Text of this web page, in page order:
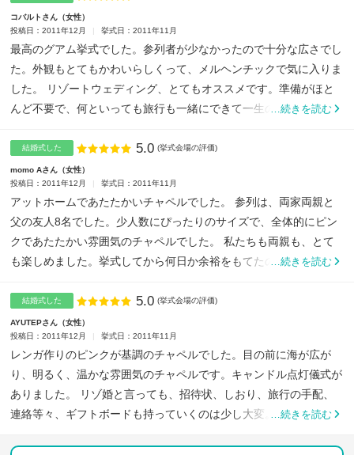
コバルトさん
女性
投稿日：2011年12月
挙式日：2011年11月
最高のグアム挙式でした。参列者が少なかったので十分な広さでし
た。外観もとてもかわいらしくって、メルヘンチックで気に入りま
した。 リゾートウェディング、とてもオススメです。準備がほと
んど不要で、何といっても旅行も一緒にできて一生の思い出にな...
…続きを読む
結婚式した 点数
5.0 (挙式会場の評価)
momo Aさん
女性
投稿日：2011年12月
挙式日：2011年11月
アットホームであたたかいチャペルでした。 参列は、両家両親と
父の友人8名でした。少人数にぴったりのサイズで、全体的にピン
クであたたかい雰囲気のチャペルでした。 私たちも両親も、とて
も楽しめました。挙式してから何日か余裕をもてたので、ゆっ...
…続きを読む
結婚式した 点数
5.0 (挙式会場の評価)
AYUTEPさん
女性
投稿日：2011年12月
挙式日：2011年11月
レンガ作りのピンクが基調のチャペルでした。目の前に海が広が
り、明るく、温かな雰囲気のチャペルです。キャンドル点灯儀式が
ありました。 リゾ婚と言っても、招待状、しおり、旅行の手配、
連絡等々、ギフトボードも持っていくのは少し大変。打合せも少
…続きを読む